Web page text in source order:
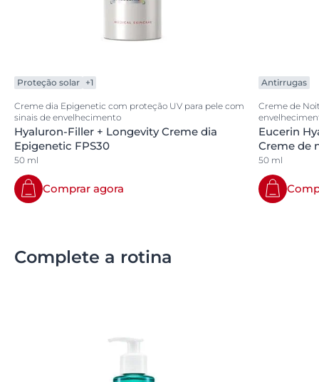
Proteção solar +1
Creme dia Epigenetic com proteção UV para pele com
sinais de envelhecimento
Hyaluron-Filler + Longevity Creme dia
Epigenetic FPS30
50 ml
Comprar agora
Antirrugas
Creme de
Eucerin
Creme de
50 ml
Complete a rotina